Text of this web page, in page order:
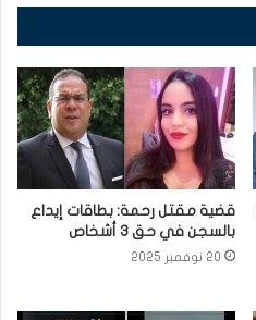
قضية مقتل رحمة: بطاقات إيداع
بالسجن في حق 3 أشخاص
20 نوفمبر 2025